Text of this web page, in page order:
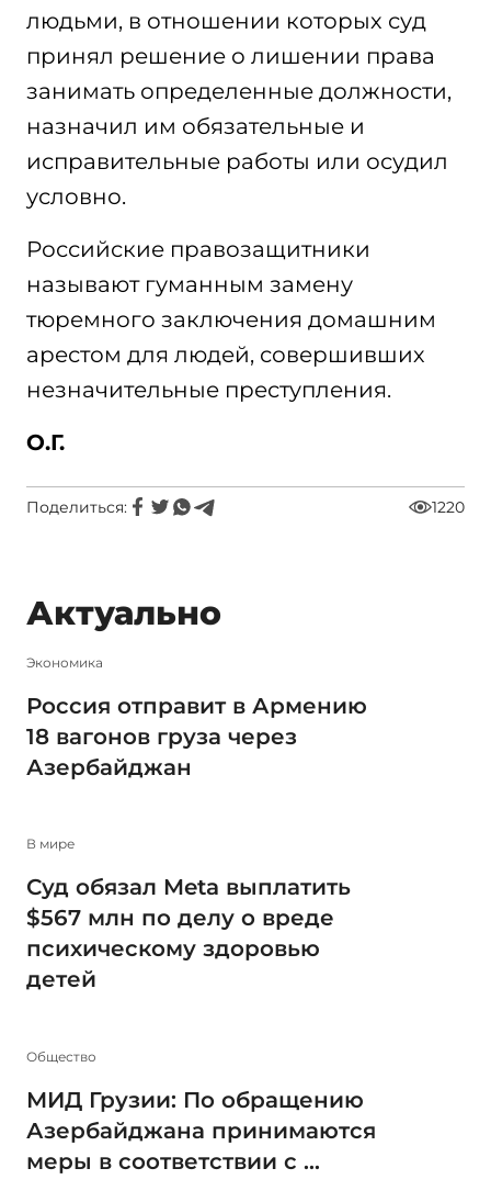
людьми, в отношении которых суд
принял решение о лишении права
занимать определенные должности,
назначил им обязательные и
исправительные работы или осудил
условно.
Российские правозащитники
называют гуманным замену
тюремного заключения домашним
арестом для людей, совершивших
незначительные преступления.
О.Г.
Поделиться: 1220
Актуально
Экономика
Россия отправит в Армению
18 вагонов груза через
Азербайджан
В мире
Суд обязал Meta выплатить
$567 млн по делу о вреде
психическому здоровью
детей
Общество
МИД Грузии: По обращению
Азербайджана принимаются
меры в соответствии с ...